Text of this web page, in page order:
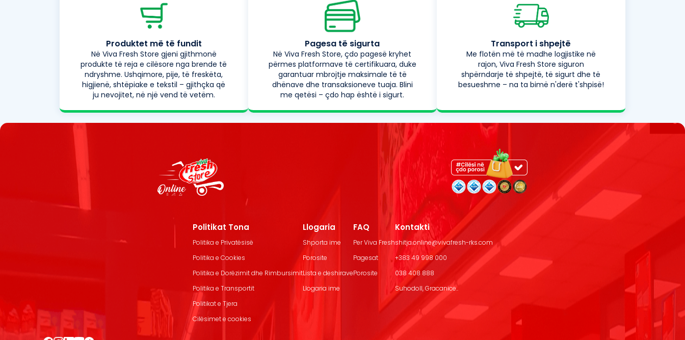
Produktet më të fundit
Në Viva Fresh Store gjeni gjithmonë
produkte të reja e cilësore nga brende të
ndryshme. Ushqimore, pije, të freskëta,
higjienë, shtëpiake e tekstil – gjithçka që
ju nevojitet, në një vend të vetëm.
Pagesa të sigurta
Në Viva Fresh Store, çdo pagesë kryhet
përmes platformave të certifikuara, duke
garantuar mbrojtje maksimale të të
dhënave dhe transaksioneve tuaja. Blini
me qetësi – çdo hap është i sigurt.
Transport i shpejtë
Me flotën më të madhe logjistike në
rajon, Viva Fresh Store siguron
shpërndarje të shpejtë, të sigurt dhe të
besueshme – na ta bimë n'derë t'shpisë!
Politikat Tona
Politika e Privatësisë
Politika e Cookies
Politika e Dorëzimit dhe Rimbursimit
Politika e Transportit
Politikat e Tjera
Cilësimet e cookies
Llogaria
Shporta ime
Porosite
Lista e deshirave
Llogaria ime
FAQ
Per Viva Fresh
Pagesat
Porosite
Kontakti
shitja.online@vivafresh-rks.com
+383 49 998 000
038 408 888
Suhodoll, Gracanice..